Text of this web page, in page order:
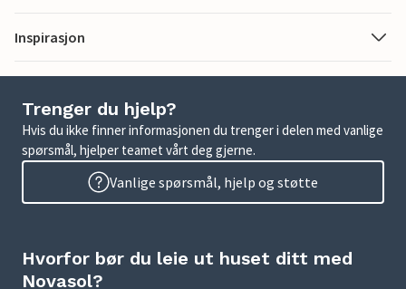
Inspirasjon
Trenger du hjelp?
Hvis du ikke finner informasjonen du trenger i delen med vanlige
spørsmål, hjelper teamet vårt deg gjerne.
Vanlige spørsmål, hjelp og støtte
Hvorfor bør du leie ut huset ditt med
Novasol?